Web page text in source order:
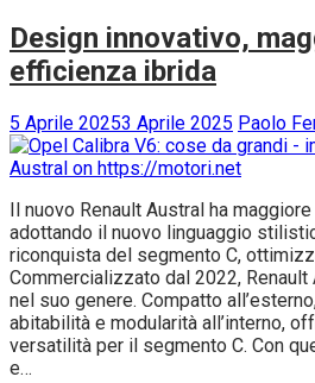
Design innovativo,
efficienza ibrida
5 Aprile 20253 Aprile 2025 Paolo
Il nuovo Renault Austral ha
adottando il nuovo linguaggio
riconquista del segmento C,
Commercializzato dal 2022, Renault
nel suo genere. Compatto
abitabilità e modularità all’interno,
versatilità per il segmento C. Con
e…